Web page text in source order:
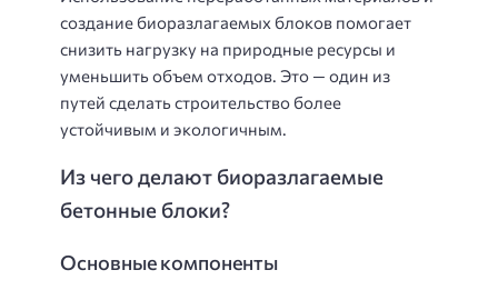
создание биоразлагаемых блоков помогает
снизить нагрузку на природные ресурсы и
уменьшить объем отходов. Это — один из
путей сделать строительство более
устойчивым и экологичным.
Из чего делают биоразлагаемые
бетонные блоки?
Основные компоненты